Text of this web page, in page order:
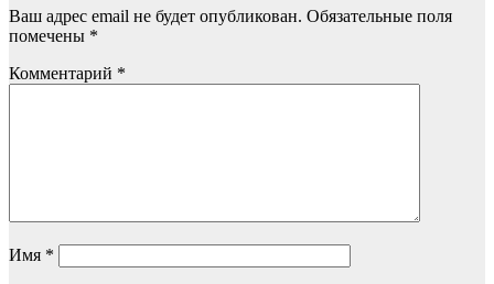
Ваш адрес email не будет опубликован. Обязательные поля
помечены *
Комментарий *
Имя *